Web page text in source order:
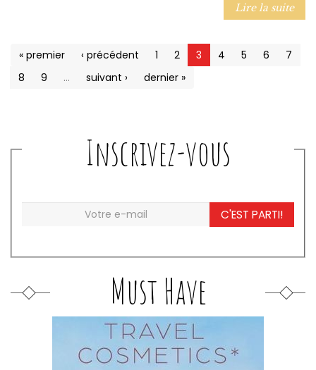
Lire la suite
« premier ‹ précédent 1 2 3 4 5 6
7
8
9 … suivant › dernier »
Inscrivez-vous
C'EST PARTI!
Must Have